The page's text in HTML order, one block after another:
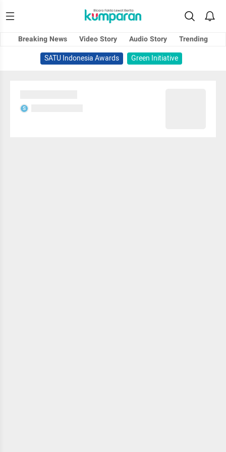
Breaking News Video Story Audio Story
Trending
SATU Indonesia Awards
Green Initiative
S